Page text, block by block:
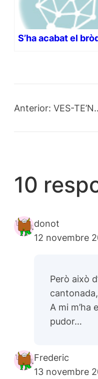
S’ha acabat el
Anterior: VES-
10
donot
12 novembre
Però això
A mi
pudor…
Frederic
13 novembre